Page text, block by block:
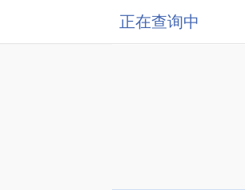
正在查询中